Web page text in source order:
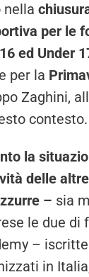
nella
per le
ed Under
per la
Zaghini,
contesto.
la
delle
– sia
le due di
–
in